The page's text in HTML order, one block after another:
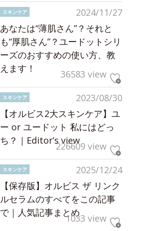
2024/11/27
スキンケア
あなたは“薄肌さん”？それと
も“厚肌さん”？ユードットシリ
ーズのおすすめの使い方、教
えます！
36583 view
2023/08/30
スキンケア
【オルビス2大スキンケア】ユ
ー or ユードット 私にはどっ
ち？｜Editor’s view226609 view
2025/12/24
スキンケア
【保存版】オルビス ザ リンク
ルセラムのすべてをこの記事
で｜人気記事まとめ1033 view